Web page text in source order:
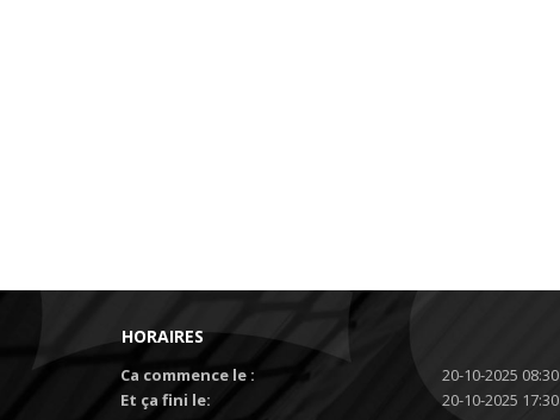
HORAIRES
Ca commence le :
20-10-2025 08:30
Et ça fini le:
20-10-2025 17:30